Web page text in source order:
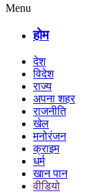
Menu
होम
देश
विदेश
राज्य
अपना शहर
राजनीति
खेल
मनोरंजन
क्राइम
धर्म
खान पान
वीडियो